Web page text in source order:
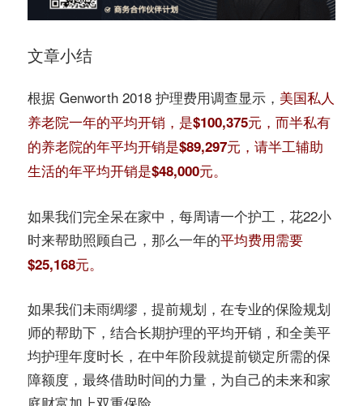
文章小结
根据 Genworth 2018 护理费用调查显示， 美国私人
养老院一年的平均开销，是$100,375元，而半私有
的养老院的年平均开销是$89,297元，请半工辅助
生活的年平均开销是$48,000元。
如果我们完全呆在家中，每周请一个护工，花22小
时来帮助照顾自己，那么一年的平均费用需要
$25,168元。
如果我们未雨绸缪，提前规划，在专业的保险规划
师的帮助下，结合长期护理的平均开销，和全美平
均护理年度时长，在中年阶段就提前锁定所需的保
障额度，最终借助时间的力量，为自己的未来和家